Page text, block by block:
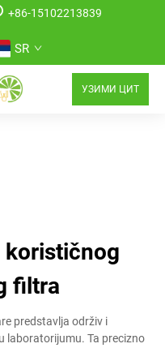
+86-15102213839
SR
УЗИМИ ЦИТ
korističnog
filtra
predstavlja održiv i
laboratorijumu. Ta precizno